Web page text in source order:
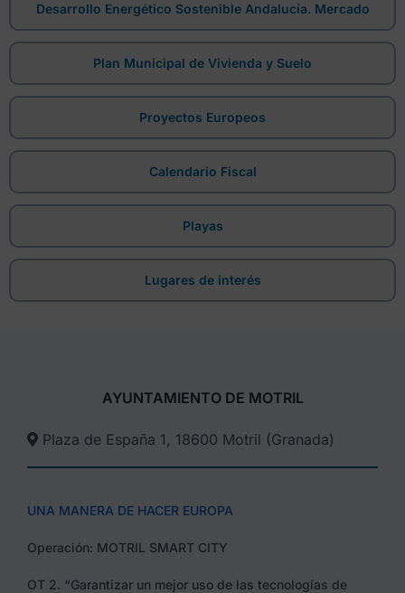
Desarrollo Energético Sostenible Andalucía. Mercado
Plan Municipal de Vivienda y Suelo
Proyectos Europeos
Calendario Fiscal
Playas
Lugares de interés
AYUNTAMIENTO DE MOTRIL
Plaza de España 1, 18600 Motril (Granada)​
UNA MANERA DE HACER EUROPA
Operación: MOTRIL SMART CITY
OT 2. “Garantizar un mejor uso de las tecnologías de